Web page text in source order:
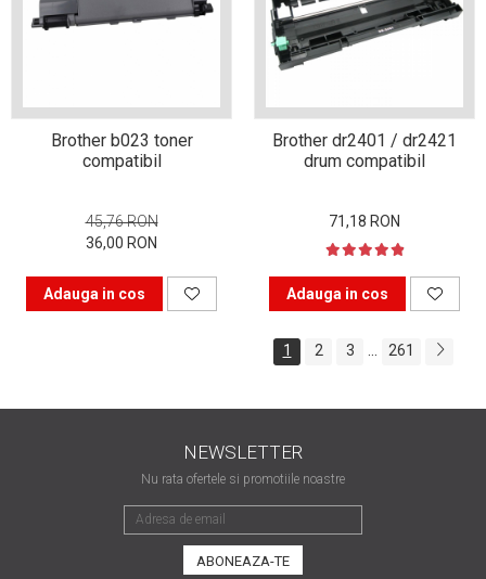
Brother b023 toner
compatibil
45,76 RON
36,00 RON
Adauga in cos
Brother dr2401 / dr2421
drum compatibil
71,18 RON
Adauga in cos
1 2 3 261
NEWSLETTER
Nu rata ofertele si promotiile noastre